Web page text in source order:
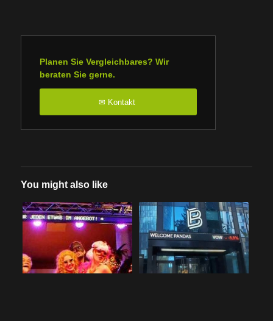
Planen Sie Vergleichbares? Wir
beraten Sie gerne.
✉ Kontakt
You might also like